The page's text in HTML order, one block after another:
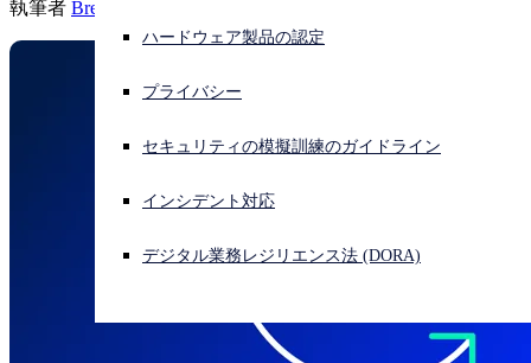
サイバー攻撃を受けている場合、連絡先はこちら
ハードウェア製品の認定
プライバシー
セキュリティの模擬訓練のガイドライン
インシデント対応
デジタル業務レジリエンス法 (DORA)
執筆者 Brent Nohl